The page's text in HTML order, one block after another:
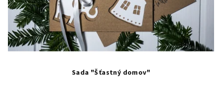
Sada "Šťastný domov"